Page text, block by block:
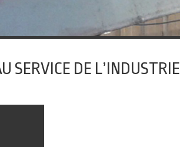
SERVICE DE L’INDUSTRIE